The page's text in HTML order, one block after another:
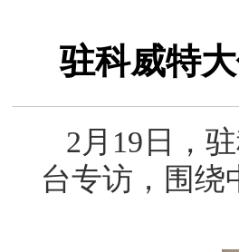
驻科威特
2月19日，
台专访，围绕